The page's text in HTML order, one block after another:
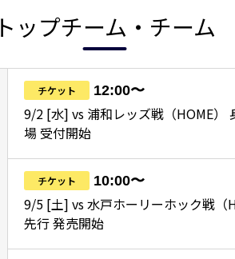
トップチーム・チーム
チケット 12:00〜
9/2 [水] vs 浦和レッズ戦（HOME）
場 受付開始
チケット 10:00〜
9/5 [土] vs 水戸ホーリーホック戦（
先行 発売開始